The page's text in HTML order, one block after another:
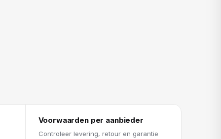
Voorwaarden per aanbieder
Controleer levering, retour en garantie